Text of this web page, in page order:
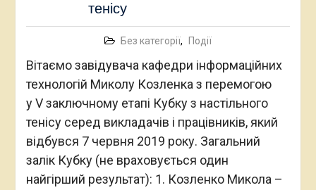
тенісу
Без категорії, Події
Вітаємо завідувача кафедри інформаційних
технологій Миколу Козленка з перемогою
у V заключному етапі Кубку з настільного
тенісу серед викладачів і працівників, який
відбувся 7 червня 2019 року. Загальний
залік Кубку (не враховується один
найгірший результат): 1. Козленко Микола –